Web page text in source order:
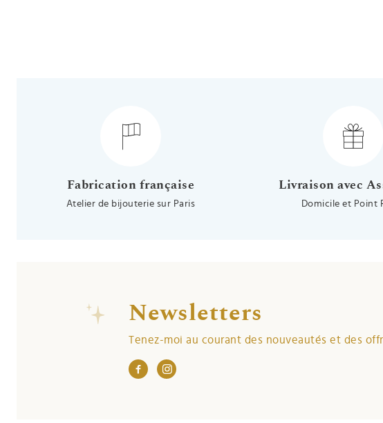
Fabrication française
Atelier de bijouterie sur Paris
Livraison avec
Domicile et Point
Newsletters
Tenez-moi au courant des nouveautés et des